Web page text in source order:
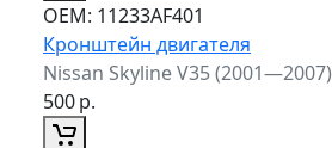
ОЕМ: 11233AF401
Кронштейн двигателя
Nissan Skyline V35 (2001—2007)
500р.